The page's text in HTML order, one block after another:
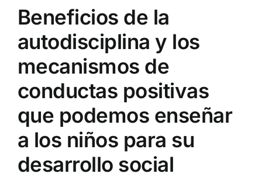
Beneficios de la
autodisciplina y los
mecanismos de
conductas positivas
que podemos enseñar
a los niños para su
desarrollo social